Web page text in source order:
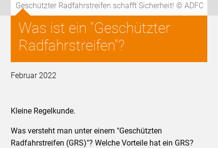
Geschützter Radfahrstreifen schafft Sicherheit! © ADFC
Was ist ein "Geschützter
Radfahrstreifen"?
Februar 2022
Kleine Regelkunde.
Was versteht man unter einem "Geschützten
Radfahrstreifen (GRS)"? Welche Vorteile hat ein GRS?